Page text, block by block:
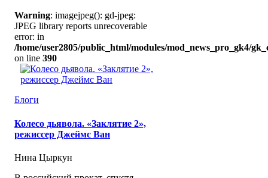
Warning: imagejpeg(): gd-jpeg:
JPEG library reports unrecoverable
error: in
/home/user2805/public_html/modules/mod_news_pro_gk4/
on line 390
Блоги
Колесо дьявола. «Заклятие 2»,
режиссер Джеймс Ван
Нина Цыркун